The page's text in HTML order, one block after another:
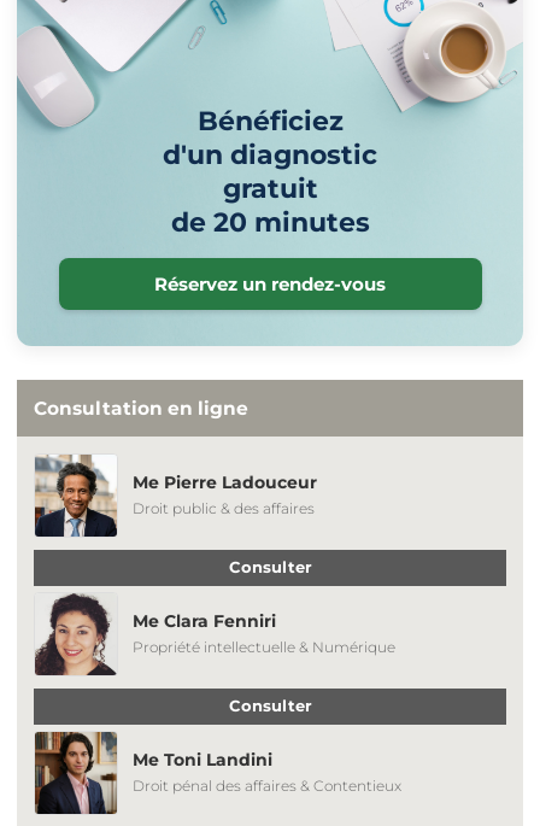
Bénéficiez
d'un diagnostic
gratuit
de 20 minutes
Réservez un rendez-vous
Consultation en ligne
Me Pierre Ladouceur
Droit public & des affaires
Consulter
Me Clara Fenniri
Propriété intellectuelle & Numérique
Consulter
Me Toni Landini
Droit pénal des affaires & Contentieux